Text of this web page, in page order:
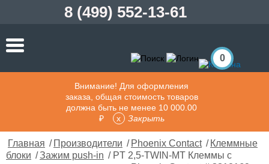
8 (499) 552-13-61
0
Внимание! Для оформления
заказа, общая стоимость товаров
должна быть не менее 10 000.00
₽
Закрыть
Главная / Производители / Phoenix Contact / Клеммные
блоки /Зажим push-in / PT 2,5-TWIN-MT Клеммы с